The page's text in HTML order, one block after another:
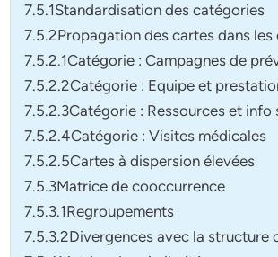
7.5.1Standardisation des catégories
7.5.2Propagation des cartes dans
7.5.2.1Catégorie : Campagnes de
7.5.2.2Catégorie : Equipe et
7.5.2.3Catégorie : Ressources et info
7.5.2.4Catégorie : Visites médicales
7.5.2.5Cartes à dispersion élevées
7.5.3Matrice de cooccurrence
7.5.3.1Regroupements
7.5.3.2Divergences avec la structure